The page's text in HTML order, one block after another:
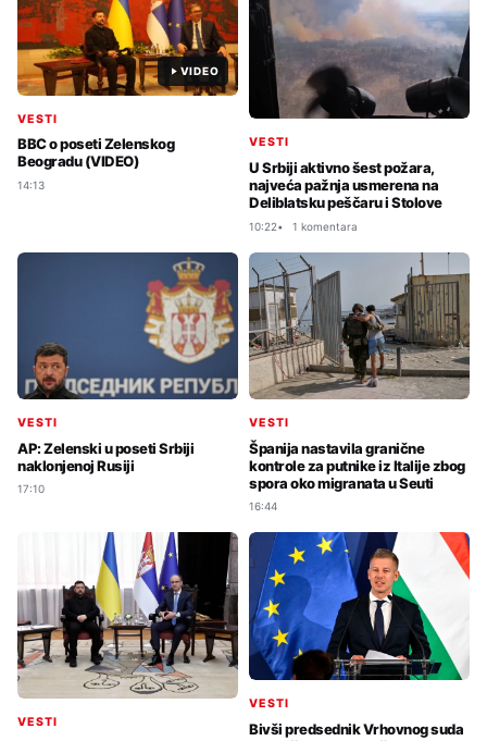
VIDEO
VESTI
BBC o poseti Zelenskog
Beogradu (VIDEO)
14:13
VESTI
U Srbiji aktivno šest požara,
najveća pažnja usmerena na
Deliblatsku peščaru i Stolove
10:22 1 komentara
VESTI
AP: Zelenski u poseti Srbiji
naklonjenoj Rusiji
17:10
VESTI
Španija nastavila granične
kontrole za putnike iz Italije zbog
spora oko migranata u Seuti
16:44
VESTI
VESTI
Bivši predsednik Vrhovnog suda